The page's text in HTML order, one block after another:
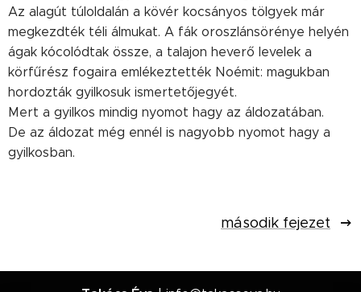
Az alagút túloldalán a kövér kocsányos tölgyek már
megkezdték téli álmukat. A fák oroszlánsörénye helyén
ágak kócolódtak össze, a talajon heverő levelek a
körfűrész fogaira emlékeztették Noémit: magukban
hordozták gyilkosuk ismertetőjegyét.
Mert a gyilkos mindig nyomot hagy az áldozatában.
De az áldozat még ennél is nagyobb nyomot hagy a
gyilkosban.
második fejezet